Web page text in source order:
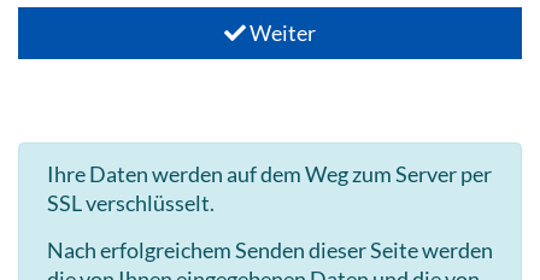
Weiter
Ihre Daten werden auf dem Weg zum Server per
SSL verschlüsselt.
Nach erfolgreichem Senden dieser Seite werden